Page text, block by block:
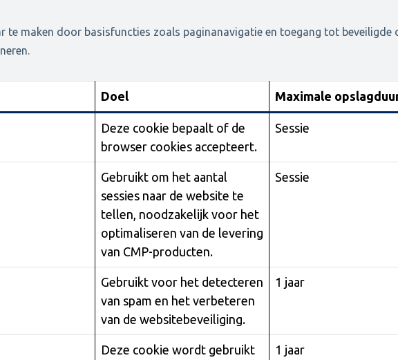
te maken door basisfuncties zoals paginanavigatie en toegang tot beveiligde
Doel Maximale
Deze cookie bepaalt of de
browser cookies accepteert.
Sessie
Gebruikt om het aantal
sessies naar de website te
tellen, noodzakelijk voor het
optimaliseren van de levering
van CMP-producten.
Sessie
Gebruikt voor het detecteren
van spam en het verbeteren
van de websitebeveiliging.
1 jaar
Deze cookie wordt gebruikt
1 jaar